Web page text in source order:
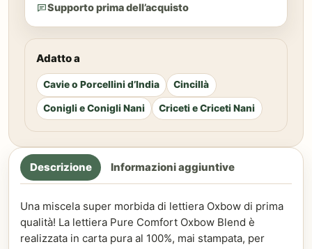
Supporto prima dell’acquisto
Adatto a
Cavie o Porcellini d’India Cincillà
Conigli e Conigli Nani Criceti e Criceti Nani
Descrizione Informazioni aggiuntive
Una miscela super morbida di lettiera Oxbow di prima
qualità! La lettiera Pure Comfort Oxbow Blend è
realizzata in carta pura al 100%, mai stampata, per